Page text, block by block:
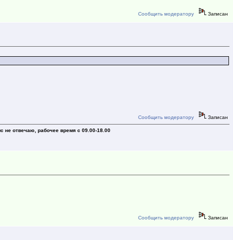
Сообщить модератору Записан
Сообщить модератору Записан
не отвечаю, рабочее время с 09.00-18.00
Сообщить модератору Записан